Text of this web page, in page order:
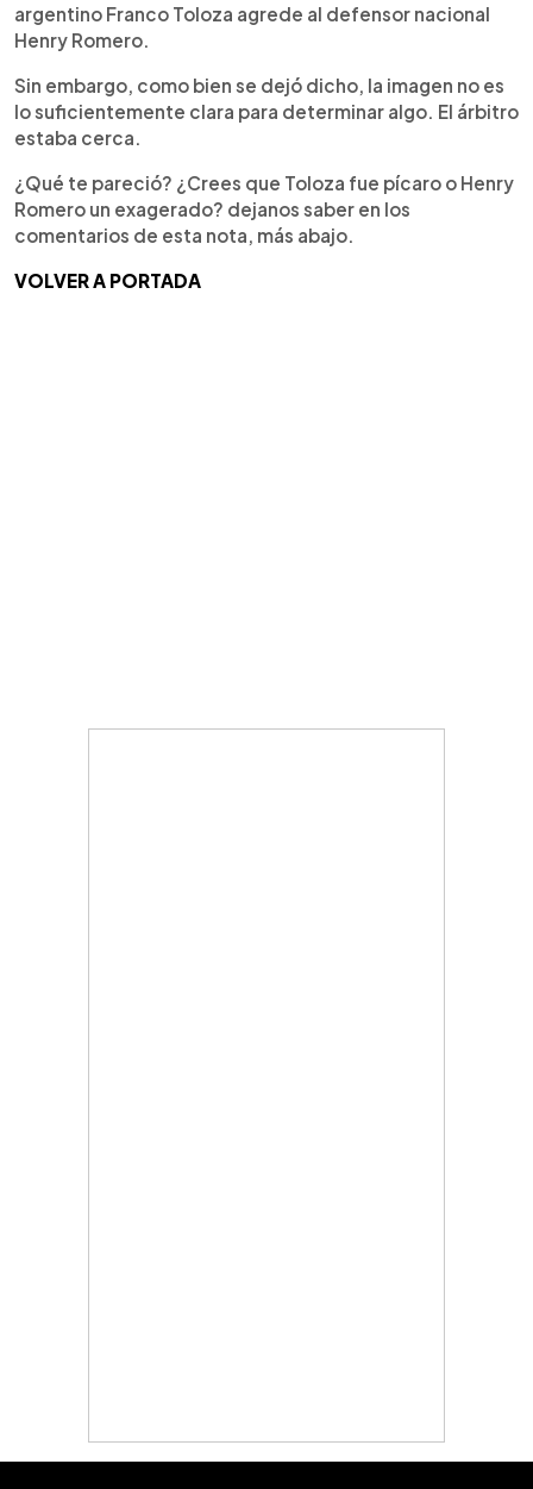
argentino Franco Toloza agrede al defensor nacional
Henry Romero.
Sin embargo, como bien se dejó dicho, la imagen no es
lo suficientemente clara para determinar algo. El árbitro
estaba cerca.
¿Qué te pareció? ¿Crees que Toloza fue pícaro o Henry
Romero un exagerado? dejanos saber en los
comentarios de esta nota, más abajo.
VOLVER A PORTADA